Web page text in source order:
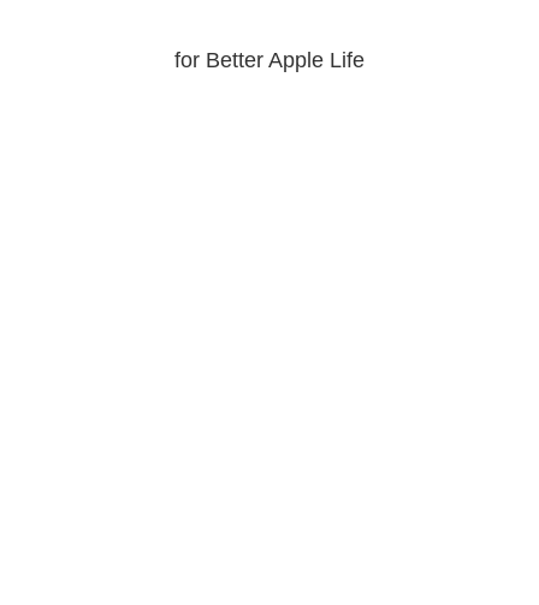
for Better Apple Life